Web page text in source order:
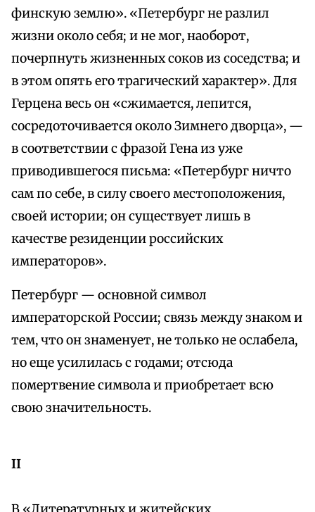
финскую землю». «Петербург не разлил
жизни около себя; и не мог, наоборот,
почерпнуть жизненных соков из соседства; и
в этом опять его трагический характер». Для
Герцена весь он «сжимается, лепится,
сосредоточивается около Зимнего дворца», —
в соответствии с фразой Гена из уже
приводившегося письма: «Петербург ничто
сам по себе, в силу своего местоположения,
своей истории; он существует лишь в
качестве резиденции российских
императоров».
Петербург — основной символ
императорской России; связь между знаком и
тем, что он знаменует, не только не ослабела,
но еще усилилась с годами; отсюда
помертвение символа и приобретает всю
свою значительность.
II